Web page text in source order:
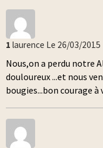
1 laurence Le 26/03/2015
Nous,on a perdu notre
douloureux ...et nous
bougies...bon courage à